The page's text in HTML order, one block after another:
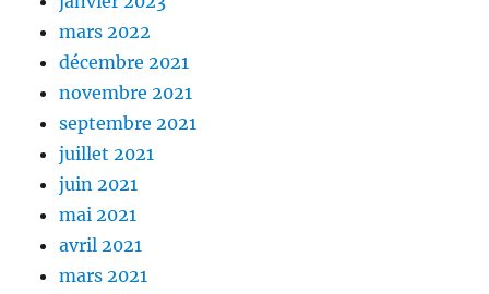
mars 2022
décembre 2021
novembre 2021
septembre 2021
juillet 2021
juin 2021
mai 2021
avril 2021
mars 2021